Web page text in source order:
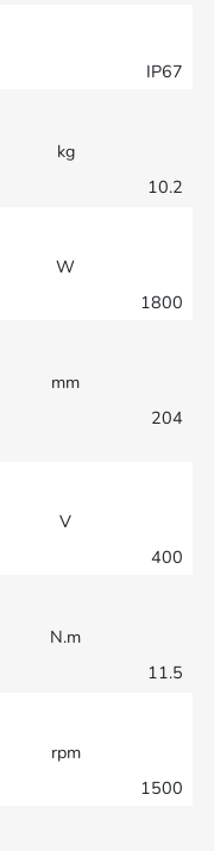
IP67
kg
10.2
W
1800
mm
204
V
400
N.m
11.5
rpm
1500